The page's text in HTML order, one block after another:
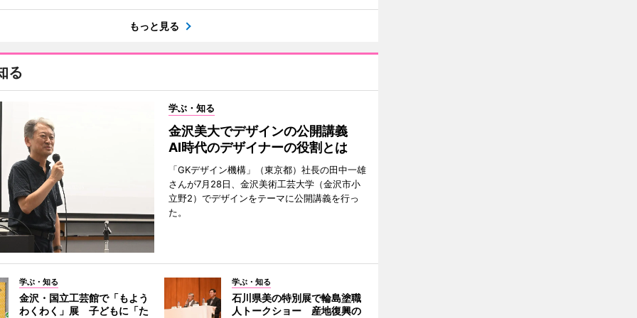
もっと見る
る
学ぶ・知る
金沢美大でデザインの公開講義
AI時代のデザイナーの役割とは
「GKデザイン機構」（東京都）社長の田中一雄
さんが7月28日、金沢美術工芸大学（金沢市小
立野2）でデザインをテーマに公開講義を行っ
た。
学ぶ・知る
金沢・国立工芸館で「もよう
わくわく」展 子どもに「た
学ぶ・知る
石川県美の特別展で輪島塗職
人トークショー 産地復興の